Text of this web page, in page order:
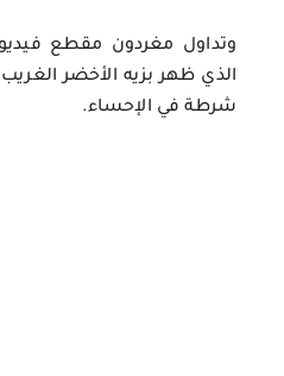
وتداول مغردون مقطع
الذي ظهر بزيه الأخضر
شرطة في الإحساء.